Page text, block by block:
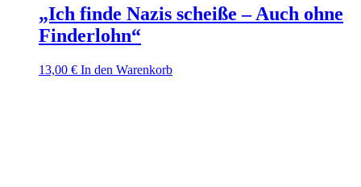
„Ich finde Nazis scheiße – Auch ohne
Finderlohn“
13,00 € In den Warenkorb